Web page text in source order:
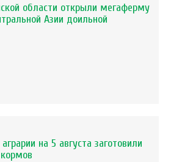
области открыли мегаферму
Азии доильной
на 5 августа заготовили